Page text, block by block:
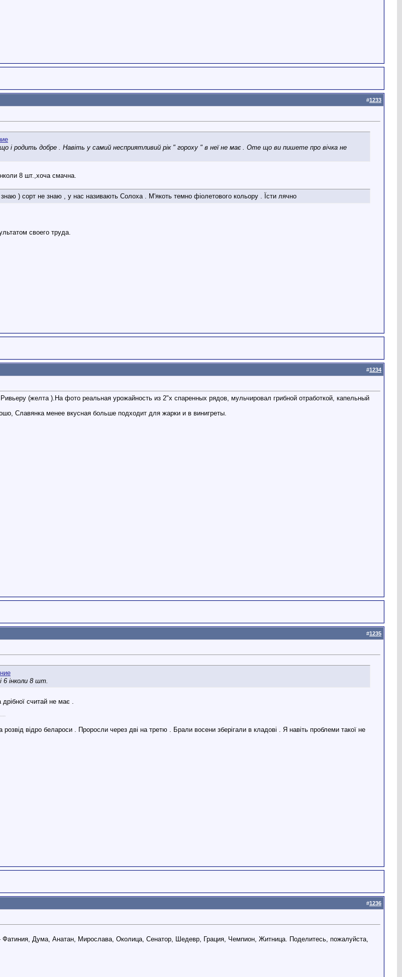
#1233
і родить добре . Навіть у самий несприятливий рік " гороху " в неї не має . Оте що ви пишете про вічка не
8 шт.,хоча смачна.
) сорт не знаю , у нас називають Солоха . М'якоть темно фіолетового кольору . Їсти лячно
своего труда.
#1234
(желта ).На фото реальная урожайность из 2"х спаренных рядов, мульчировал грибной отработкой, капельный
Славянка менее вкусная больше подходит для жарки и в винигреты.
#1235
6 інколи 8 шт.
считай не має .
відро белароси . Проросли через дві на третю . Брали восени зберігали в кладові . Я навіть проблеми такої не
#1236
Фатиния, Дума, Анатан, Мирослава, Околица, Сенатор, Шедевр, Грация, Чемпион, Житница. Поделитесь, пожалуйста,